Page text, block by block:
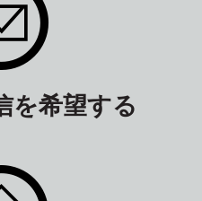
を希望する